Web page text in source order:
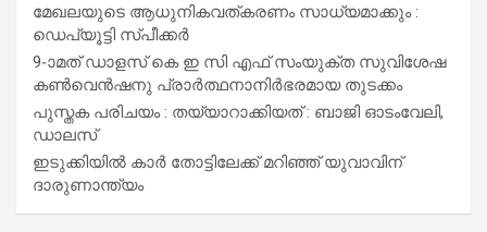
മേഖലയുടെ ആധുനികവത്കരണം സാധ്യമാക്കും :
ഡെപ്യൂട്ടി സ്പീക്കർ
9-ാമത് ഡാളസ് കെ ഇ സി എഫ് സംയുക്ത സുവിശേഷ
കൺവെൻഷനു പ്രാർത്ഥനാനിർഭരമായ തുടക്കം
പുസ്തക പരിചയം : തയ്യാറാക്കിയത് : ബാജി ഓടംവേലി,
ഡാലസ്
ഇടുക്കിയിൽ കാർ തോട്ടിലേക്ക് മറിഞ്ഞ് യുവാവിന്
ദാരുണാന്ത്യം